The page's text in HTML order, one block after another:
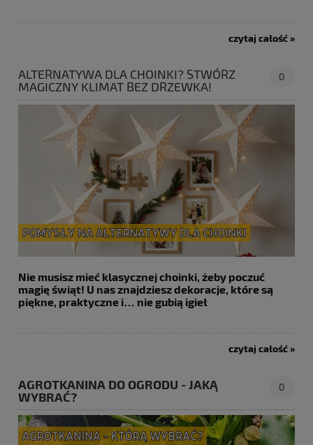
czytaj całość »
ALTERNATYWA DLA CHOINKI? STWÓRZ
MAGICZNY KLIMAT BEZ DRZEWKA!
0
Nie musisz mieć klasycznej choinki, żeby poczuć
magię świąt! U nas znajdziesz dekoracje, które są
piękne, praktyczne i… nie gubią igieł
czytaj całość »
AGROTKANINA DO OGRODU - JAKĄ
WYBRAĆ?
0